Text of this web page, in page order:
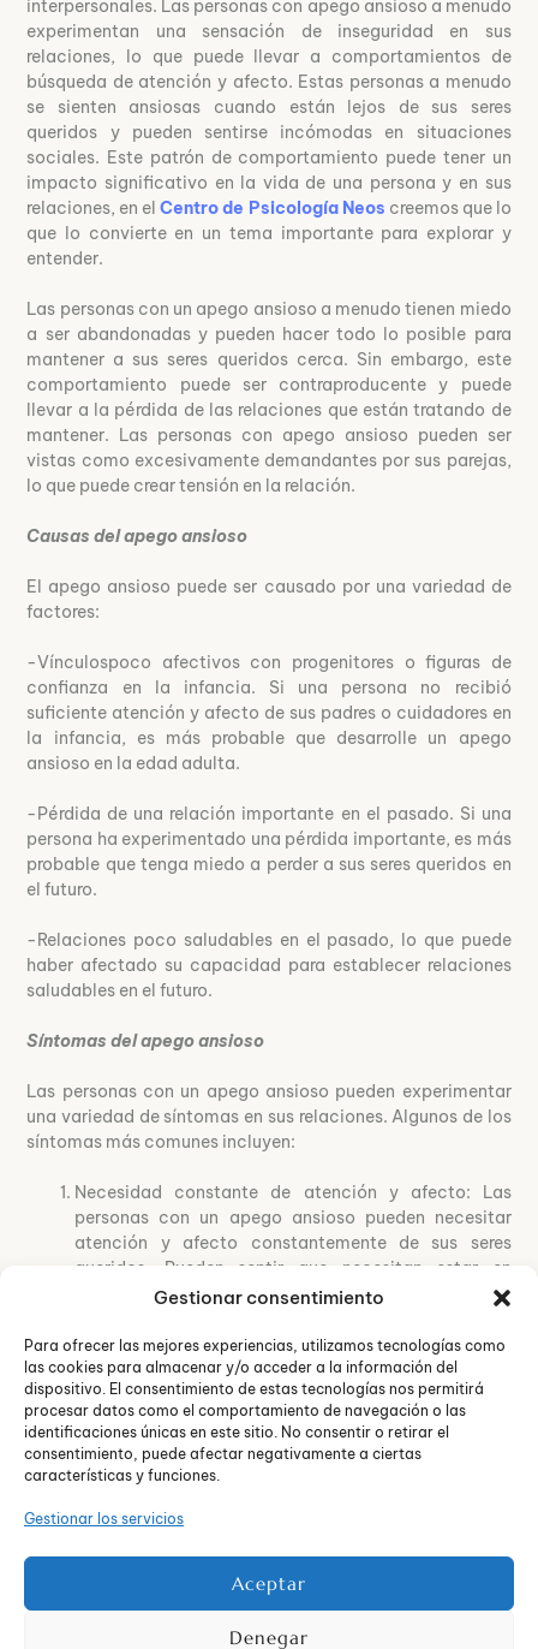
Gestionar consentimiento
Para ofrecer las mejores experiencias, utilizamos tecnologías como
las cookies para almacenar y/o acceder a la información del
dispositivo. El consentimiento de estas tecnologías nos permitirá
procesar datos como el comportamiento de navegación o las
identificaciones únicas en este sitio. No consentir o retirar el
consentimiento, puede afectar negativamente a ciertas
características y funciones.
Gestionar los servicios
Aceptar
Denegar
interpersonales. Las personas con apego ansioso a menudo
experimentan una sensación de inseguridad en sus
relaciones, lo que puede llevar a comportamientos de
búsqueda de atención y afecto. Estas personas a menudo
se sienten ansiosas cuando están lejos de sus seres
queridos y pueden sentirse incómodas en situaciones
sociales. Este patrón de comportamiento puede tener un
impacto significativo en la vida de una persona y en sus
relaciones, en elCentro de Psicología Neos creemos que lo
que lo convierte en un tema importante para explorar y
entender.
Las personas con un apego ansioso a menudo tienen miedo
a ser abandonadas y pueden hacer todo lo posible para
mantener a sus seres queridos cerca. Sin embargo, este
comportamiento puede ser contraproducente y puede
llevar a la pérdida de las relaciones que están tratando de
mantener. Las personas con apego ansioso pueden ser
vistas como excesivamente demandantes por sus parejas,
lo que puede crear tensión en la relación.
Causas del apego ansioso
El apego ansioso puede ser causado por una variedad de
factores:
-Vínculospoco afectivos con progenitores o figuras de
confianza en la infancia. Si una persona no recibió
suficiente atención y afecto de sus padres o cuidadores en
la infancia, es más probable que desarrolle un apego
ansioso en la edad adulta.
-Pérdida de una relación importante en el pasado. Si una
persona ha experimentado una pérdida importante, es más
probable que tenga miedo a perder a sus seres queridos en
el futuro.
-Relaciones poco saludables en el pasado, lo que puede
haber afectado su capacidad para establecer relaciones
saludables en el futuro.
Síntomas del apego ansioso
Las personas con un apego ansioso pueden experimentar
una variedad de síntomas en sus relaciones. Algunos de los
síntomas más comunes incluyen:
Necesidad constante de atención y afecto: Las
personas con un apego ansioso pueden necesitar
atención y afecto constantemente de sus seres
queridos. Pueden sentir que necesitan estar en
contacto constante con sus parejas y pueden sentir
Miedo a la pérdida: Las personas con un apego
ansioso pueden tener un miedo intenso a perder a sus
seres queridos. Este miedo puede llevar a
comportamientos de control y puede afectar
negativamente la relación.
Baja autoestima: Las personas con un apego ansioso
que necesitan la aprobación de sus seres queridos
pueden sentir ansiedad en situaciones sociales y